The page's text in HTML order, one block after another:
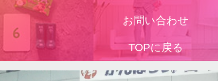
お問い合わせ
TOPに戻る